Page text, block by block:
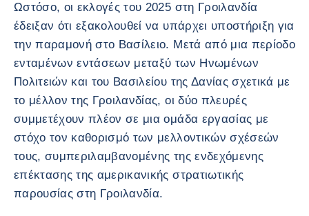
Ωστόσο, οι εκλογές του 2025 στη Γροιλανδία
έδειξαν ότι εξακολουθεί να υπάρχει υποστήριξη για
την παραμονή στο Βασίλειο. Μετά από μια περίοδο
ενταμένων εντάσεων μεταξύ των Ηνωμένων
Πολιτειών και του Βασιλείου της Δανίας σχετικά με
το μέλλον της Γροιλανδίας, οι δύο πλευρές
συμμετέχουν πλέον σε μια ομάδα εργασίας με
στόχο τον καθορισμό των μελλοντικών σχέσεών
τους, συμπεριλαμβανομένης της ενδεχόμενης
επέκτασης της αμερικανικής στρατιωτικής
παρουσίας στη Γροιλανδία.